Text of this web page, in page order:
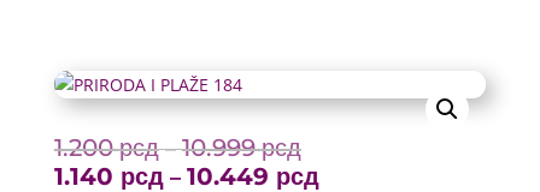
1.200рсд – 10.999рсдPrice
range:
1.140 рсд – 10.449 рсд